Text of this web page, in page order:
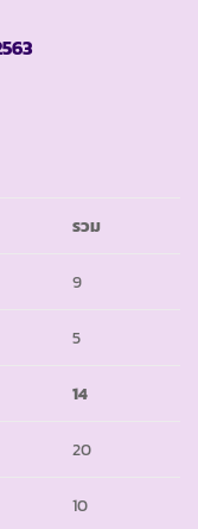
รวม
9
5
14
20
10